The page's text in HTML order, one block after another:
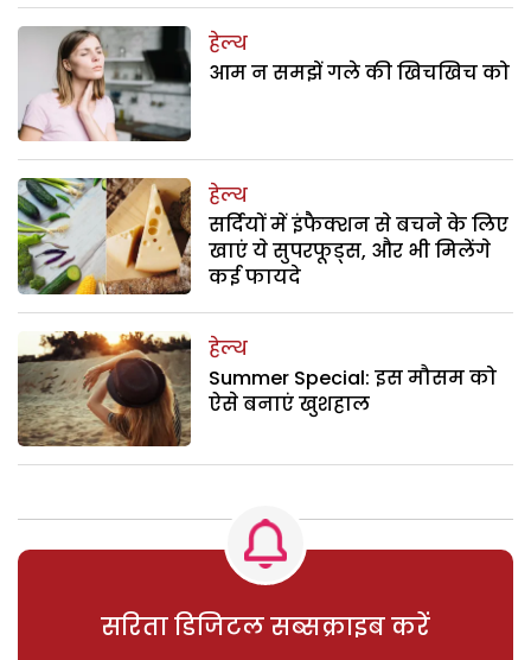
हेल्थ
आम न समझें गले की खिचखिच को
हेल्थ
सर्दियों में इंफैक्शन से बचने के लिए
खाएं ये सुपरफूड्स, और भी मिलेंगे
कई फायदे
हेल्थ
Summer Special: इस मौसम को
ऐसे बनाएं खुशहाल
सरिता डिजिटल सब्सक्राइब करें